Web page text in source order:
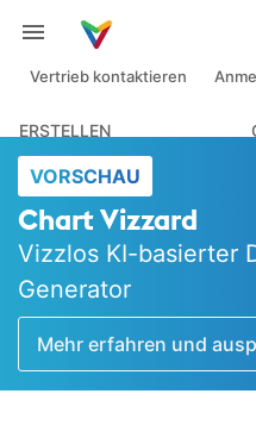
Vertrieb kontaktieren
ERSTELLEN
VORSCHAU
Chart Vizzard
Vizzlos KI-basierter
Generator
Mehr erfahren und